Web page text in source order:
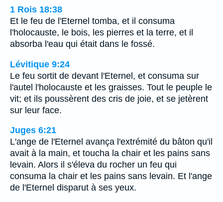
1 Rois 18:38
Et le feu de l'Eternel tomba, et il consuma
l'holocauste, le bois, les pierres et la terre, et il
absorba l'eau qui était dans le fossé.
Lévitique 9:24
Le feu sortit de devant l'Eternel, et consuma sur
l'autel l'holocauste et les graisses. Tout le peuple le
vit; et ils poussèrent des cris de joie, et se jetèrent
sur leur face.
Juges 6:21
L'ange de l'Eternel avança l'extrémité du bâton qu'il
avait à la main, et toucha la chair et les pains sans
levain. Alors il s'éleva du rocher un feu qui
consuma la chair et les pains sans levain. Et l'ange
de l'Eternel disparut à ses yeux.